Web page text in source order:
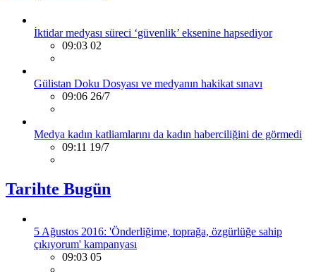
İktidar medyası süreci ‘güvenlik’ eksenine hapsediyor
09:03 02
Gülistan Doku Dosyası ve medyanın hakikat sınavı
09:06 26/7
Medya kadın katliamlarını da kadın haberciliğini de görmedi
09:11 19/7
Tarihte Bugün
5 Ağustos 2016: 'Önderliğime, toprağa, özgürlüğe sahip
çıkıyorum' kampanyası
09:03 05